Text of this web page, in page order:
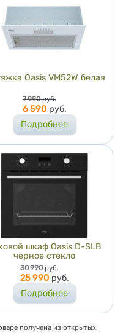
Оasis VM52W белая
Цена
7 990 руб.
6 590 руб.
Подробнее
шкаф Oasis D-SLB
черное стекло
Цена
30 990 руб.
25 990 руб.
Подробнее
получена из открытых